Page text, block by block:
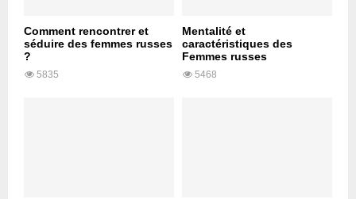
Comment rencontrer et
séduire des femmes russes
?
5835
Mentalité et
caractéristiques des
Femmes russes
5468